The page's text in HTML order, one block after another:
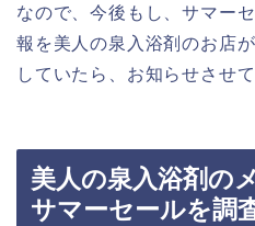
なので、今後もし、サマー
報を美人の泉入浴剤のお店
していたら、お知らせさせ
美人の泉入浴剤の
サマーセールを調